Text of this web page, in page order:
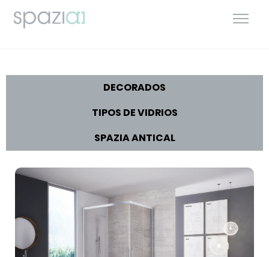
DECORADOS
TIPOS DE VIDRIOS
SPAZIA ANTICAL